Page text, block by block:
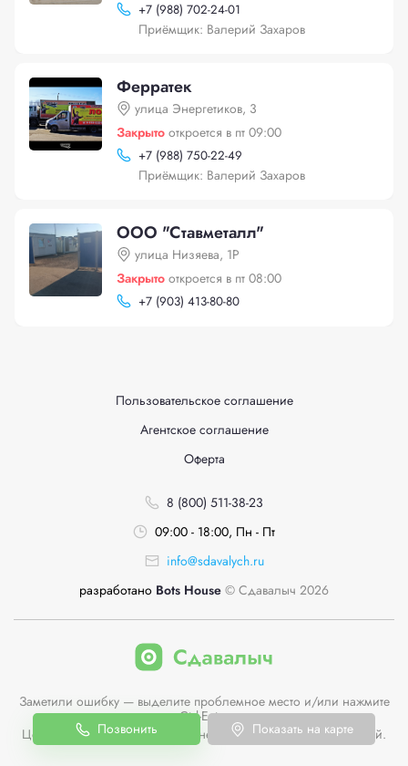
Позвонить Показать на карте
+7 (988) 702-24-01
Приёмщик: Валерий Захаров
Ферратек
улица Энергетиков, 3
Закрыто откроется в пт 09:00
+7 (988) 750-22-49
Приёмщик: Валерий Захаров
ООО "Ставметалл"
улица Низяева, 1Р
Закрыто откроется в пт 08:00
+7 (903) 413-80-80
Пользовательское соглашение
Агентское соглашение
Оферта
8 (800) 511-38-23
09:00 - 18:00, Пн - Пт
info@sdavalych.ru
разработано Bots House © Сдавалыч 2026
Заметили ошибку — выделите проблемное место и/или нажмите
Ctrl-Enter
Цены пунктов приема на сайте не являются публичной офертой.